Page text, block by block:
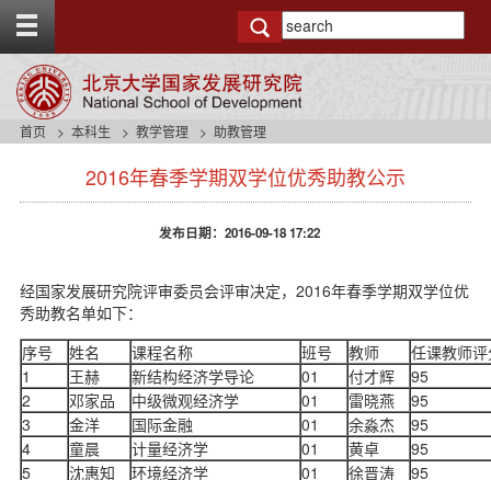
g
t
首页 本科生 教学管理 助教管理
2016年春季学期双学位优秀助教公示
发布日期：2016-09-18 17:22
经国家发展研究院评审委员会评审决定，2016年春季学期双学位优
秀助教名单如下：
序号
姓名 课程名称 班号 教师
任课教师
1
王赫 新结构经济学导论 01 付才辉
95
2
邓家品 中级微观经济学 01 雷晓燕
95
3
金洋 国际金融 01 余淼杰
95
4
童晨 计量经济学 01 黄卓
95
5
沈惠知 环境经济学 01 徐晋涛
95